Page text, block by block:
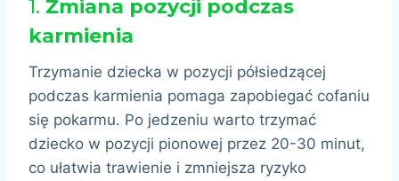
1. Zmiana pozycji podczas
karmienia
Trzymanie dziecka w pozycji półsiedzącej
podczas karmienia pomaga zapobiegać cofaniu
się pokarmu. Po jedzeniu warto trzymać
dziecko w pozycji pionowej przez 20-30 minut,
co ułatwia trawienie i zmniejsza ryzyko